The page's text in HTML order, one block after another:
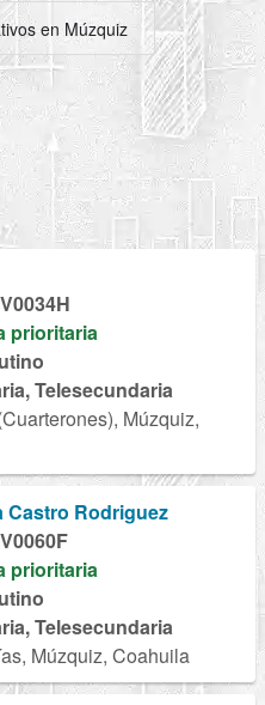
en Múzquiz
prioritaria
Telesecundaria
Múzquiz,
Castro Rodriguez
prioritaria
Telesecundaria
Múzquiz, Coahuila